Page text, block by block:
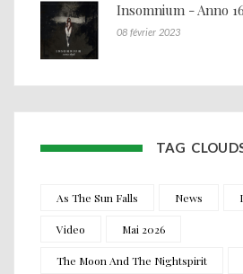
Insomnium - Anno
08 février 2023
TAG
As The Sun Falls News
Video Mai 2026
The Moon And The Nightspirit